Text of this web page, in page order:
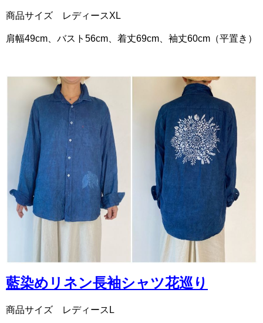
商品サイズ レディースXL
肩幅49cm 、バスト 56cm 、着丈69cm 、袖丈60cm（平置き）
藍染めリネン長袖シャツ花巡り
商品サイズ レディースL